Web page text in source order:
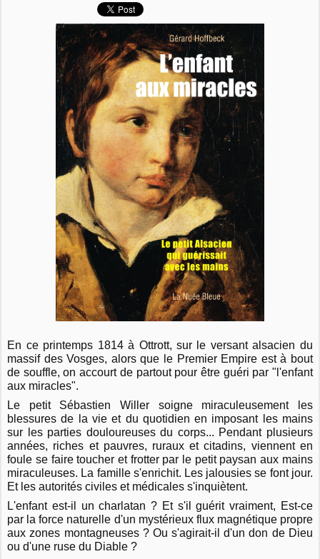
En ce printemps 1814 à Ottrott, sur le versant alsacien du
massif des Vosges, alors que le Premier Empire est à bout
de souffle, on accourt de partout pour être guéri par "l'enfant
aux miracles".
Le petit Sébastien Willer soigne miraculeusement les
blessures de la vie et du quotidien en imposant les mains
sur les parties douloureuses du corps... Pendant plusieurs
années, riches et pauvres, ruraux et citadins, viennent en
foule se faire toucher et frotter par le petit paysan aux mains
miraculeuses. La famille s'enrichit. Les jalousies se font jour.
Et les autorités civiles et médicales s'inquiètent.
L'enfant est-il un charlatan ? Et s'il guérit vraiment, Est-ce
par la force naturelle d'un mystérieux flux magnétique propre
aux zones montagneuses ? Ou s'agirait-il d'un don de Dieu
ou d'une ruse du Diable ?